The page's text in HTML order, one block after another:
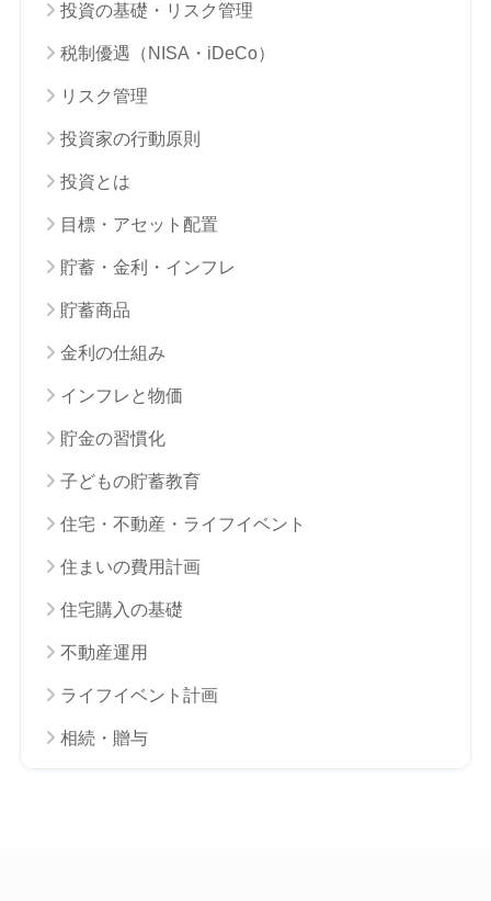
投資の基礎・リスク管理
税制優遇（NISA・iDeCo）
リスク管理
投資家の行動原則
投資とは
目標・アセット配置
貯蓄・金利・インフレ
貯蓄商品
金利の仕組み
インフレと物価
貯金の習慣化
子どもの貯蓄教育
住宅・不動産・ライフイベント
住まいの費用計画
住宅購入の基礎
不動産運用
ライフイベント計画
相続・贈与